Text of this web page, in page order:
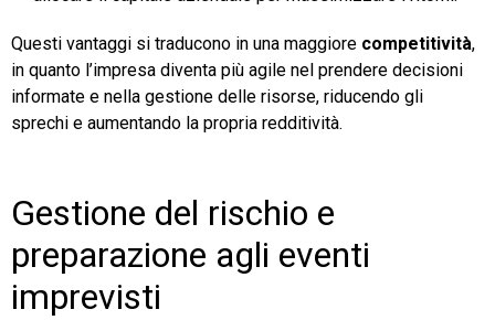
Questi vantaggi si traducono in una maggiore competitività,
in quanto l’impresa diventa più agile nel prendere decisioni
informate e nella gestione delle risorse, riducendo gli
sprechi e aumentando la propria redditività.
Gestione del rischio e
preparazione agli eventi
imprevisti